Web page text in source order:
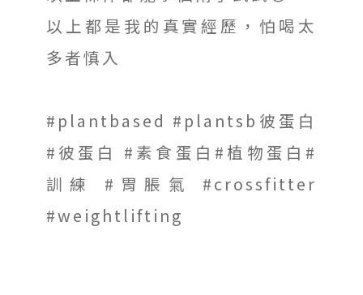
以上都是我的真實經歷，怕喝太
多者慎入
#plantbased #plantsb彼蛋白
#彼蛋白 #素食蛋白#植物蛋白#
訓練 #胃脹氣 #crossfitter
#weightlifting